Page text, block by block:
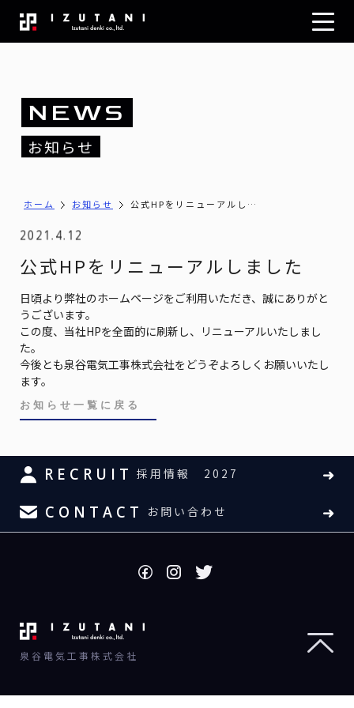
N EWS
お知 ら せ
ホーム お知らせ 公式HPをリニューアルし…
2021.4.12
公式HPをリニューアルしました
日頃より弊社のホームページをご利用いただき、誠にありがと
うございます。
この度、当社HPを全面的に刷新し、リニューアルいたしまし
た。
今後とも泉谷電気工事株式会社をどうぞよろしくお願いいたし
ます。
お知らせ一覧に戻る
RECRUIT 採用情報 2027
CONTACT お問い合わせ
泉谷電気工事株式会社